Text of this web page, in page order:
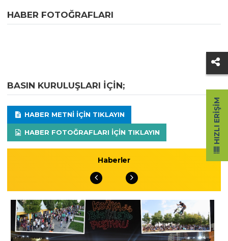
HABER FOTOĞRAFLARI
BASIN KURULUŞLARI IÇIN;
HABER METNI IÇIN TIKLAYIN
HABER FOTOĞRAFLARI IÇIN TIKLAYIN
Haberler
HIZLI ERIŞIM